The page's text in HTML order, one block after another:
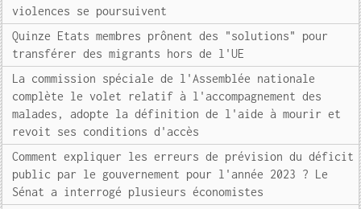
violences se poursuivent
Quinze Etats membres prônent des "solutions" pour
transférer des migrants hors de l'UE
La commission spéciale de l'Assemblée nationale
complète le volet relatif à l'accompagnement des
malades, adopte la définition de l'aide à mourir et
revoit ses conditions d'accès
Comment expliquer les erreurs de prévision du déficit
public par le gouvernement pour l'année 2023 ? Le
Sénat a interrogé plusieurs économistes